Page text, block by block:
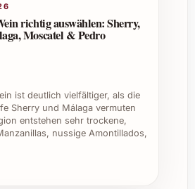
mit Esperit Roca Licor
ein wahrer Schatz für
richtig auswählen: Sherry,
Moscatel & Pedro
ist deutlich vielfältiger, als die
Sherry und Málaga vermuten
entstehen sehr trockene,
nussige Amontillados,